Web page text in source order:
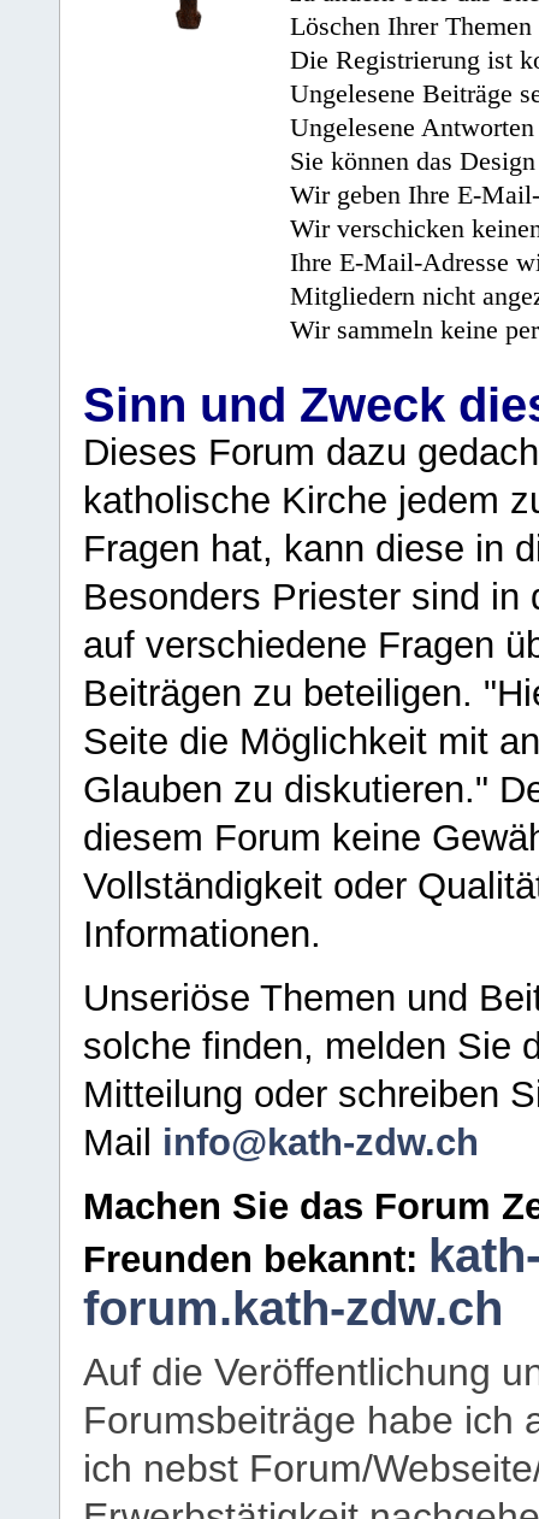
Löschen Ihrer
Die Registrierung ist
Ungelesene Beiträge
Ungelesene
Sie können das
Wir geben Ihre E-
Wir verschicken
Ihre E-Mail-Adresse
Mitgliedern nicht
Wir sammeln keine
Sinn und Zweck
Dieses Forum dazu
katholische Kirche jedem
Fragen hat, kann diese in
Besonders Priester sind in
auf verschiedene Fragen
Beiträgen zu beteiligen.
Seite die Möglichkeit mit
Glauben zu diskutieren."
diesem Forum keine
Vollständigkeit oder
Informationen.
Unseriöse Themen und
solche finden, melden Sie
Mitteilung oder schreiben
Mail info@kath-zdw.ch
Machen Sie das Forum
Freunden bekannt:
forum.kath-zdw.ch
Auf die Veröffentlichung
Forumsbeiträge habe ich
ich nebst Forum/